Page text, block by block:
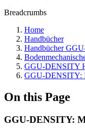
Breadcrumbs
Home
Handbücher
Handbücher
GGU-DENSITY
GGU-DENSITY:
On this Page
GGU-DENSITY: